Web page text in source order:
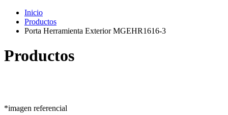
Inicio
Productos
Porta Herramienta Exterior MGEHR1616-3
Productos
*imagen referencial